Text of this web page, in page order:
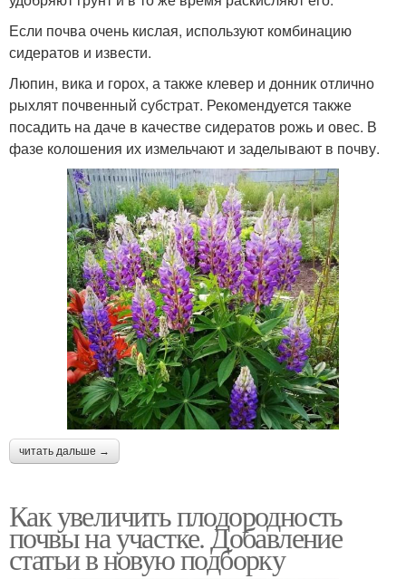
Если почва очень кислая, используют комбинацию
сидератов и извести.
Люпин, вика и горох, а также клевер и донник отлично
рыхлят почвенный субстрат. Рекомендуется также
посадить на даче в качестве сидератов рожь и овес. В
фазе колошения их измельчают и заделывают в почву.
читать дальше →
Как увеличить плодородность
почвы на участке. Добавление
статьи в новую подборку